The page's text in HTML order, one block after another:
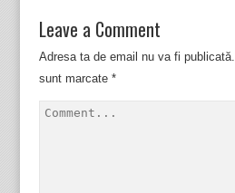
Leave a Comment
Adresa ta de email nu va fi publicată.
sunt marcate *